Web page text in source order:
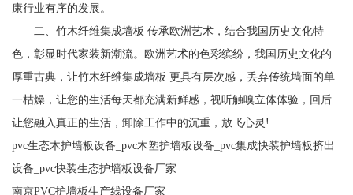
康行业有序的发展。
二、竹木纤维集成墙板 传承欧洲艺术，结合我国历史文化特
色，彰显时代家装新潮流。欧洲艺术的色彩缤纷，我国历史文化的
厚重古典，让竹木纤维集成墙板 更具有层次感，丢弃传统墙面的单
一枯燥，让您的生活每天都充满新鲜感，视听触嗅立体体验，回后
让您融入真正的生活，卸除工作中的沉重，放飞心灵!
pvc生态木护墙板设备_pvc木塑护墙板设备_pvc集成快装护墙板挤出
设备_pvc快装生态护墙板设备厂家
南京PVC护墙板生产线设备厂家